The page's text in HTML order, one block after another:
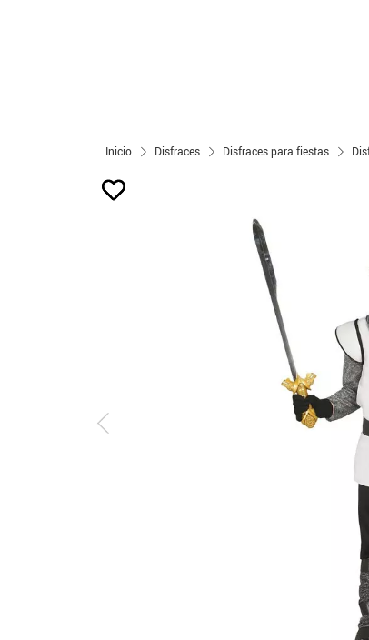
Inicio Disfraces Disfraces para fiestas